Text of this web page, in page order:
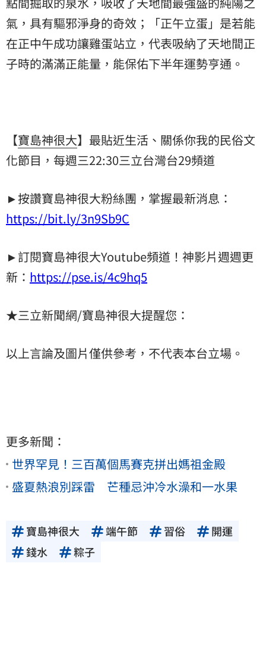
氣，具有驅邪淨身的奇效；「正午立蛋」是若能
在正中午成功讓雞蛋站立，代表吸納了天地間正
子時的滿滿正能量，能保佑下半年運勢亨通。
【寶島神很大】最貼近生活、關係你我的民俗文
化節目，每週三22:30三立台灣台29頻道
►按讚寶島神很大粉絲團，掌握最新消息：
https://bit.ly/3n9Sb9C
►訂閱寶島神很大Youtube頻道！神影片週週更
新： https://pse.is/4c9hq5
★三立新聞網/寶島神很大提醒您：
以上言論及圖片僅供參考，不代表本台立場。
更多新聞：
世界罕見！三百萬個馬賽克拼出媽祖金殿
盛夏熱浪別踩雷 芒種忌沖冷水澡和一水果
寶島神很大 端午節 習俗
開運
錢水
粽子